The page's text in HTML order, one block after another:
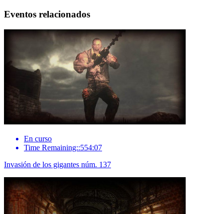
Eventos relacionados
En curso
Time Remaining::554:07
Invasión de los gigantes núm. 137